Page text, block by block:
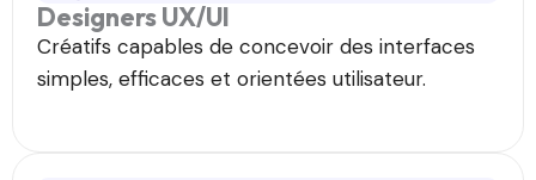
Designers UX/UI
Créatifs capables de concevoir des interfaces
simples, efficaces et orientées utilisateur.